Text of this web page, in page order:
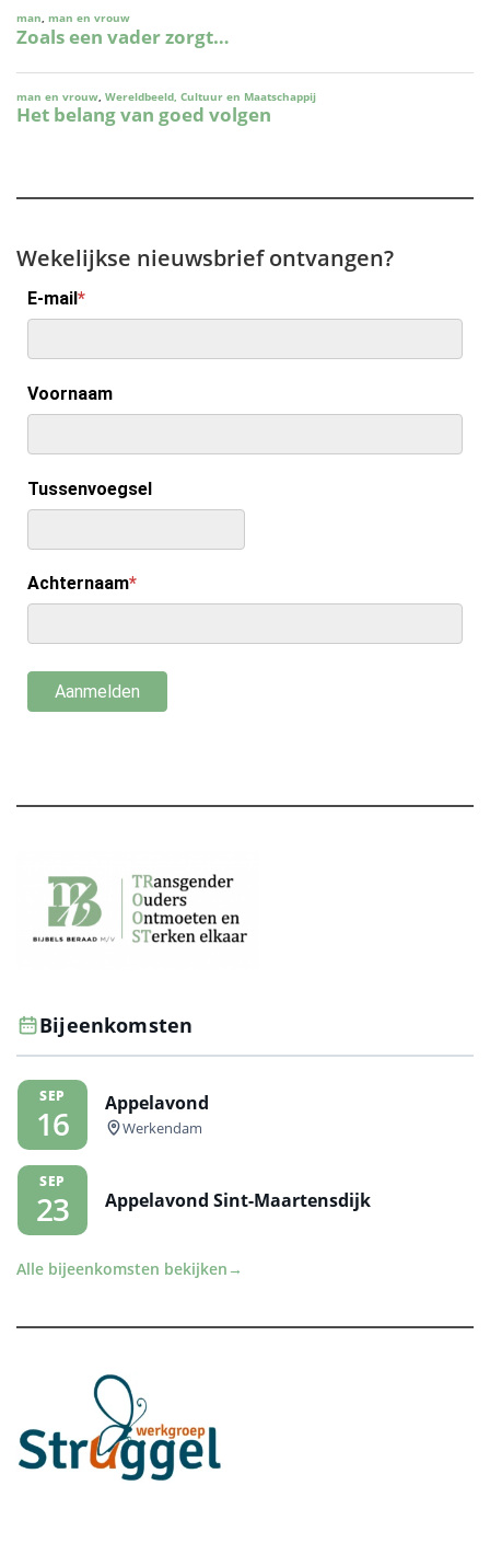
Wekelijkse nieuwsbrief ontvangen?
Bijeenkomsten
SEP
16
Appelavond
Werkendam
SEP
23 Appelavond Sint-Maartensdijk
Alle bijeenkomsten bekijken →